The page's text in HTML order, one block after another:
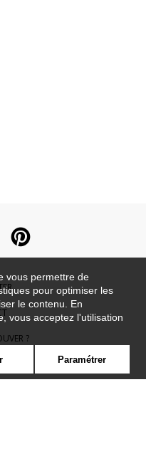
?
vous permettre de
pour optimiser les
le contenu. En
vous acceptez l'utilisation
Paramétrer